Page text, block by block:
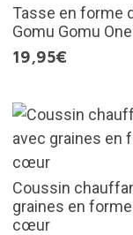
Tasse en forme
Gomu Gomu
19,95€
Coussin
graines en
cœur